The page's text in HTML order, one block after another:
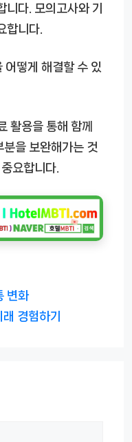
다. 모의고사와 기
합니다.
떻게 해결할 수 있
활용을 통해 함께
을 보완해가는 것
요합니다.
변화
경험하기